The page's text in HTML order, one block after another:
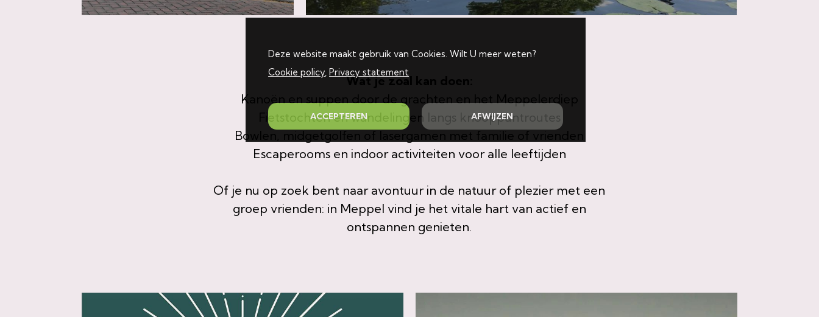
Deze website maakt gebruik van Cookies. Wilt U meer weten?
Cookie policy,Privacy statement
ACCEPTEREN AFWIJZEN
Wat je zoal kan doen:
Kanoën en suppen door de grachten en het Meppelerdiep
Fietstochten en wandelingen langs knooppuntroutes
Bowlen, midgetgolfen of lasergamen met familie of vrienden
Escaperooms en indoor activiteiten voor alle leeftijden
Of je nu op zoek bent naar avontuur in de natuur of plezier met een
groep vrienden: in Meppel vind je het vitale hart van actief en
ontspannen genieten.